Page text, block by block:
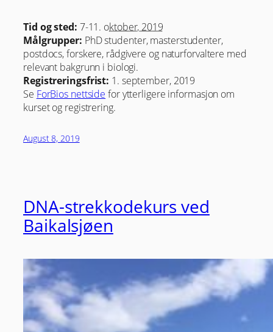
Tid og sted: 7-11. oktober, 2019
Målgrupper: PhD studenter, masterstudenter,
postdocs, forskere, rådgivere og naturforvaltere med
relevant bakgrunn i biologi.
Registreringsfrist: 1. september, 2019
Se ForBios nettside for ytterligere informasjon om
kurset og registrering.
August 8, 2019
DNA-strekkodekurs ved
Baikalsjøen